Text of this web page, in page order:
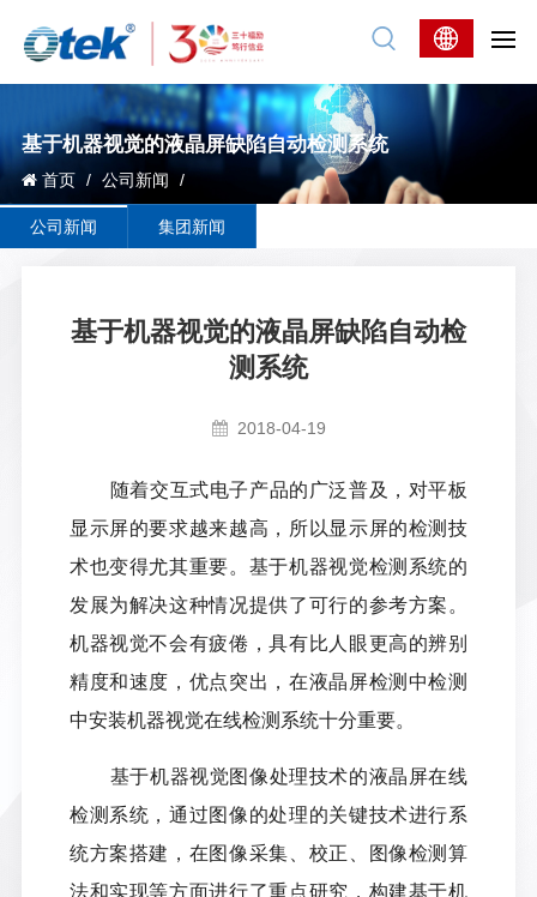
基于机器视觉的液晶屏缺陷自动检测系统
首页 / 公司新闻 /
公司新闻 集团新闻
基于机器视觉的液晶屏缺陷自动检
测系统
2018-04-19
随着交互式电子产品的广泛普及，对平板
显示屏的要求越来越高，所以显示屏的检测技
术也变得尤其重要。基于机器视觉检测系统的
发展为解决这种情况提供了可行的参考方案。
机器视觉不会有疲倦，具有比人眼更高的辨别
精度和速度，优点突出，在液晶屏检测中检测
中安装机器视觉在线检测系统十分重要。
基于机器视觉图像处理技术的液晶屏在线
检测系统，通过图像的处理的关键技术进行系
统方案搭建，在图像采集、校正、图像检测算
法和实现等方面进行了重点研究，构建基于机